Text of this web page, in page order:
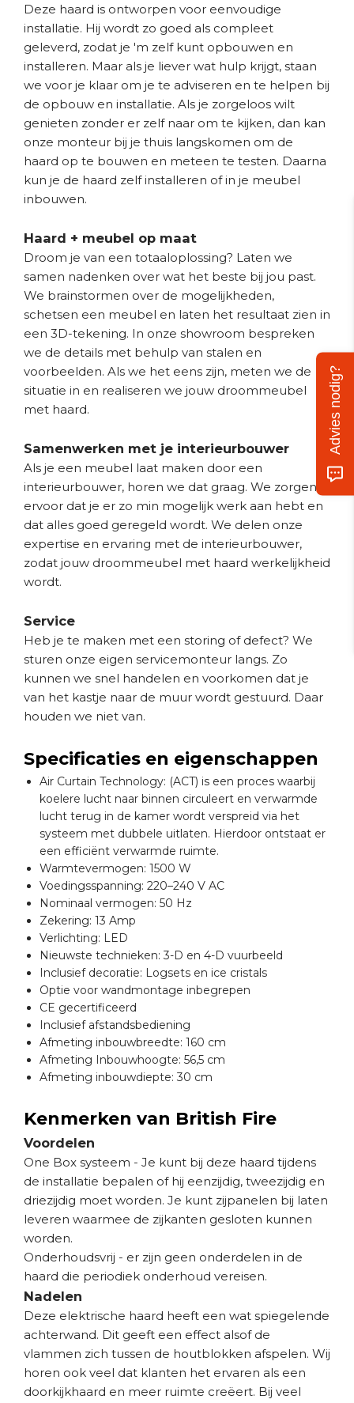
Deze haard is ontworpen voor eenvoudige
installatie. Hij wordt zo goed als compleet
geleverd, zodat je 'm zelf kunt opbouwen en
installeren. Maar als je liever wat hulp krijgt, staan
we voor je klaar om je te adviseren en te helpen bij
de opbouw en installatie. Als je zorgeloos wilt
genieten zonder er zelf naar om te kijken, dan kan
onze monteur bij je thuis langskomen om de
haard op te bouwen en meteen te testen. Daarna
kun je de haard zelf installeren of in je meubel
inbouwen.
Haard + meubel op maat
Droom je van een totaaloplossing? Laten we
samen nadenken over wat het beste bij jou past.
We brainstormen over de mogelijkheden,
schetsen een meubel en laten het resultaat zien in
een 3D-tekening. In onze showroom bespreken
we de details met behulp van stalen en
voorbeelden. Als we het eens zijn, meten we de
situatie in en realiseren we jouw droommeubel
met haard.
Samenwerken met je interieurbouwer
Als je een meubel laat maken door een
interieurbouwer, horen we dat graag. We zorgen
ervoor dat je er zo min mogelijk werk aan hebt en
dat alles goed geregeld wordt. We delen onze
expertise en ervaring met de interieurbouwer,
zodat jouw droommeubel met haard werkelijkheid
wordt.
Service
Heb je te maken met een storing of defect? We
sturen onze eigen servicemonteur langs. Zo
kunnen we snel handelen en voorkomen dat je
van het kastje naar de muur wordt gestuurd. Daar
houden we niet van.
Specificaties en eigenschappen
Air Curtain Technology: (ACT) is een proces waarbij
koelere lucht naar binnen circuleert en verwarmde
lucht terug in de kamer wordt verspreid via het
systeem met dubbele uitlaten. Hierdoor ontstaat er
een efficiënt verwarmde ruimte.
Warmtevermogen: 1500 W
Voedingsspanning: 220–240 V AC
Nominaal vermogen: 50 Hz
Zekering: 13 Amp
Verlichting: LED
Nieuwste technieken: 3-D en 4-D vuurbeeld
Inclusief decoratie: Logsets en ice cristals
Optie voor wandmontage inbegrepen
CE gecertificeerd
Inclusief afstandsbediening
Afmeting inbouwbreedte: 160 cm
Afmeting Inbouwhoogte: 56,5 cm
Afmeting inbouwdiepte: 30 cm
Kenmerken van British Fire
Voordelen
One Box systeem - Je kunt bij deze haard tijdens
de installatie bepalen of hij eenzijdig, tweezijdig en
driezijdig moet worden. Je kunt zijpanelen bij laten
leveren waarmee de zijkanten gesloten kunnen
worden.
Onderhoudsvrij - er zijn geen onderdelen in de
haard die periodiek onderhoud vereisen.
Nadelen
Deze elektrische haard heeft een wat spiegelende
achterwand. Dit geeft een effect alsof de
vlammen zich tussen de houtblokken afspelen. Wij
horen ook veel dat klanten het ervaren als een
doorkijkhaard en meer ruimte creëert. Bij veel
Advies nodig?